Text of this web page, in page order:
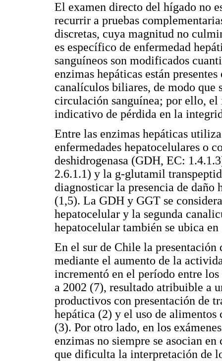
El examen directo del hígado no
recurrir a pruebas
discretas, cuya magnitud no
es específico de enfermedad
sanguíneos son modificados
enzimas hepáticas están
canalículos biliares, de modo que
circulación sanguínea; por ello,
indicativo de pérdida en la
Entre las enzimas hepáticas
enfermedades hepatocelulares o
deshidrogenasa (GDH, EC:
2.6.1.1) y la g-glutamil
diagnosticar la presencia de
(1,5). La GDH y GGT se
hepatocelular y la segunda
hepatocelular también se ubica
En el sur de Chile la presentación
mediante el aumento de la
incrementó en el período entre
a 2002 (7), resultado atribuible a
productivos con presentación de
hepática (2) y el uso de alimentos
(3). Por otro lado, en los
enzimas no siempre se asocian
que dificulta la interpretación de